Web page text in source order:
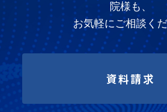
院様も、
お気軽にご相談く
資料請求